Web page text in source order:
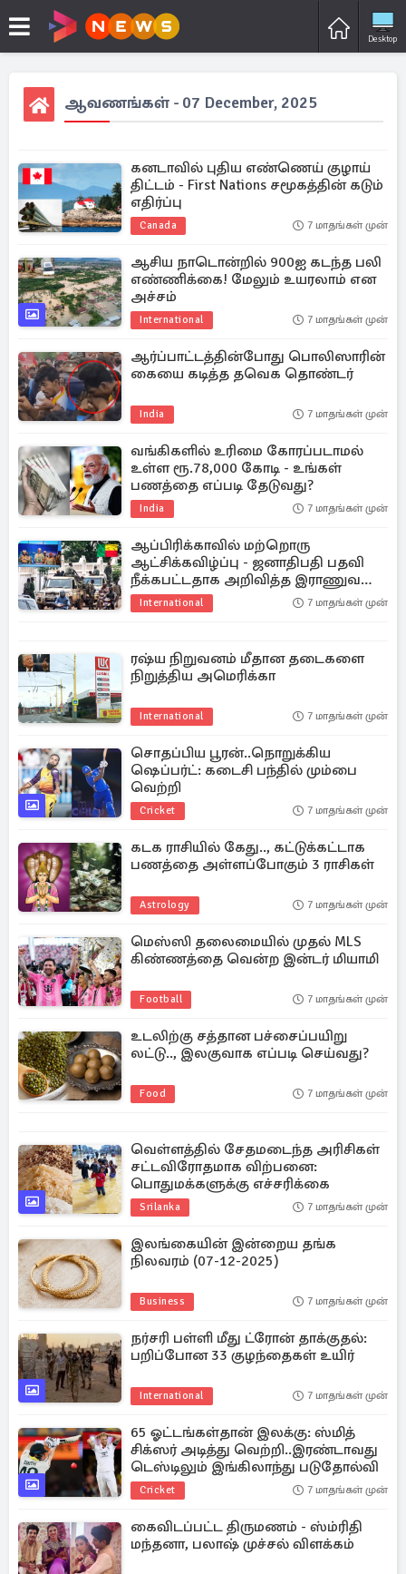
Desktop
ஆவணங்கள் - 07 December, 2025
கனடாவில் புதிய எண்ணெய் குழாய்
திட்டம் - First Nations சமூகத்தின் கடும்
எதிர்ப்பு
Canada 7 மாதங்கள் முன்
ஆசிய நாடொன்றில் 900ஐ கடந்த பலி
எண்ணிக்கை! மேலும் உயரலாம் என
அச்சம்
International 7 மாதங்கள் முன்
ஆர்ப்பாட்டத்தின்போது பொலிஸாரின்
கையை கடித்த தவெக தொண்டர்
India 7 மாதங்கள் முன்
வங்கிகளில் உரிமை கோரப்படாமல்
உள்ள ரூ.78,000 கோடி - உங்கள்
பணத்தை எப்படி தேடுவது?
India 7 மாதங்கள் முன்
ஆப்பிரிக்காவில் மற்றொரு
ஆட்சிக்கவிழ்ப்பு - ஜனாதிபதி பதவி
நீக்கபட்டதாக அறிவித்த இராணுவ
வீரர்கள்
International 7 மாதங்கள் முன்
ரஷ்ய நிறுவனம் மீதான தடைகளை
நிறுத்திய அமெரிக்கா
International 7 மாதங்கள் முன்
சொதப்பிய பூரன்..நொறுக்கிய
ஷெப்பர்ட்: கடைசி பந்தில் மும்பை
வெற்றி
Cricket 7 மாதங்கள் முன்
கடக ராசியில் கேது.., கட்டுக்கட்டாக
பணத்தை அள்ளப்போகும் 3 ராசிகள்
Astrology 7 மாதங்கள் முன்
மெஸ்ஸி தலைமையில் முதல் MLS
கிண்ணத்தை வென்ற இன்டர் மியாமி
Football 7 மாதங்கள் முன்
உடலிற்கு சத்தான பச்சைப்பயிறு
லட்டு.., இலகுவாக எப்படி செய்வது?
Food 7 மாதங்கள் முன்
வெள்ளத்தில் சேதமடைந்த அரிசிகள்
சட்டவிரோதமாக விற்பனை:
பொதுமக்களுக்கு எச்சரிக்கை
Srilanka 7 மாதங்கள் முன்
இலங்கையின் இன்றைய தங்க
நிலவரம் (07-12-2025)
Business 7 மாதங்கள் முன்
நர்சரி பள்ளி மீது ட்ரோன் தாக்குதல்:
பறிப்போன 33 குழந்தைகள் உயிர்
International 7 மாதங்கள் முன்
65 ஓட்டங்கள்தான் இலக்கு: ஸ்மித்
சிக்ஸர் அடித்து வெற்றி..இரண்டாவது
டெஸ்டிலும் இங்கிலாந்து படுதோல்வி
Cricket 7 மாதங்கள் முன்
கைவிடப்பட்ட திருமணம் - ஸ்ம்ரிதி
மந்தனா, பலாஷ் முச்சல் விளக்கம்